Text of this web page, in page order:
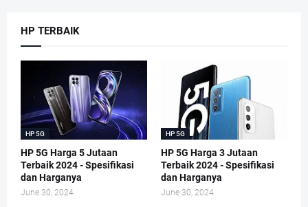
HP TERBAIK
HP 5G
HP 5G Harga 5 Jutaan
Terbaik 2024 - Spesifikasi
dan Harganya
June 30, 2024
HP 5G
HP 5G Harga 3 Jutaan
Terbaik 2024 - Spesifikasi
dan Harganya
June 30, 2024